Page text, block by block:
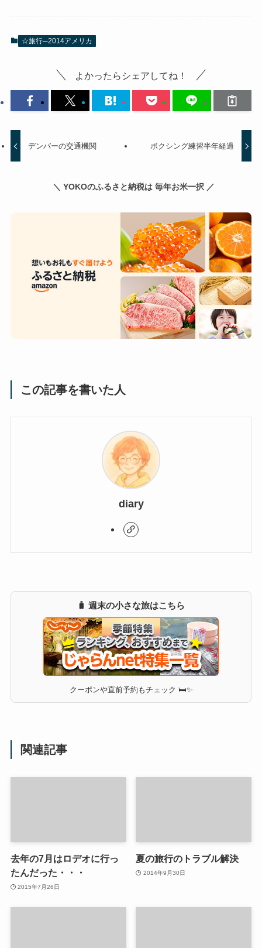
☆旅行─2014アメリカ
よかったらシェアしてね！
デンバーの交通機関 ボクシング練習半年経過
＼ YOKOのふるさと納税は 毎年お米一択 ／
この記事を書いた人
diary
🧳 週末の小さな旅はこちら
クーポンや直前予約もチェック 🛏✨
関連記事
去年の7月はロデオに行っ
たんだった・・・
2015年7月26日
夏の旅行のトラブル解決
2014年9月30日